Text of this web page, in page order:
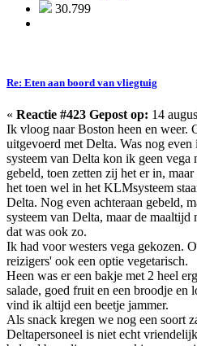
30.799
Re: Eten aan boord van vliegtuig
« Reactie #423 Gepost op: 14
Ik vloog naar Boston heen en weer.
uitgevoerd met Delta. Was nog
systeem van Delta kon ik geen
gebeld, toen zetten zij het er in,
het toen wel in het KLMsysteem
Delta. Nog even achteraan gebeld,
systeem van Delta, maar de
dat was ook zo.
Ik had voor westers vega gekozen.
reizigers' ook een optie vegetarisch.
Heen was er een bakje met 2 heel
salade, goed fruit en een broodje en
vind ik altijd een beetje jammer.
Als snack kregen we nog een soort
Deltapersoneel is niet echt